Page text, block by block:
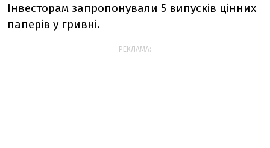
Інвесторам запропонували 5 випусків цінних
паперів у гривні.
РЕКЛАМА: